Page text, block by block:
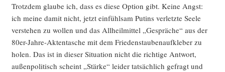
Trotz­dem glau­be ich, dass es die­se Opti­on gibt. Kei­ne Angst:
ich mei­ne damit nicht, jetzt ein­fühl­sam Putins ver­letz­te See­le
ver­ste­hen zu wol­len und das All­heil­mit­tel „Gesprä­che“ aus der
80er-Jah­re-Akten­ta­sche mit dem Frie­dens­tau­ben­auf­kle­ber zu
holen. Das ist in die­ser Situa­ti­on nicht die rich­ti­ge Ant­wort,
außen­po­li­tisch scheint „Stär­ke“ lei­der tat­säch­lich gefragt und